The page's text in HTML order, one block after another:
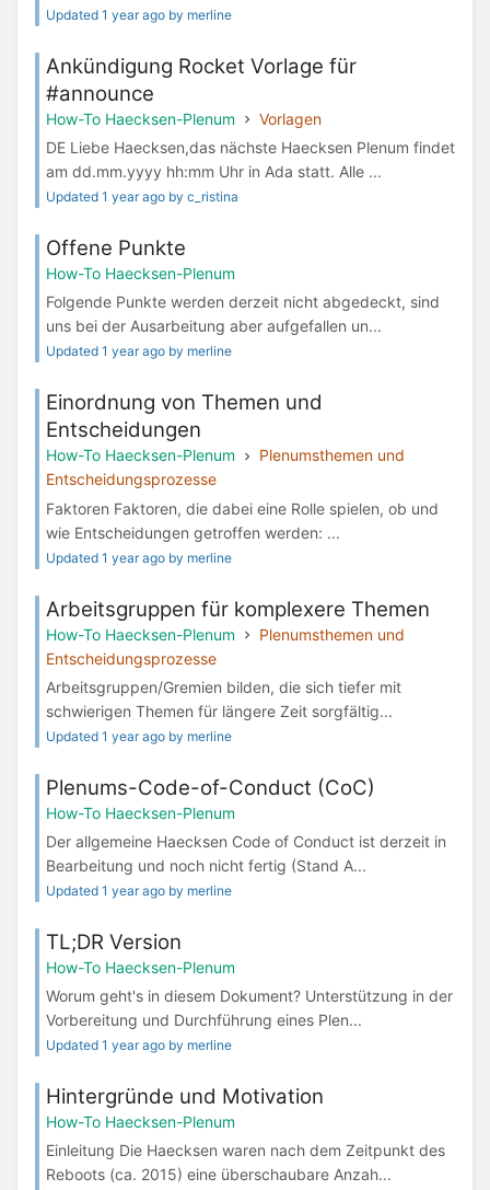
Updated 1 year ago by merline
Ankündigung Rocket Vorlage für
#announce
How-To Haecksen-Plenum
Vorlagen
DE Liebe Haecksen,das nächste Haecksen Plenum findet
am dd.mm.yyyy hh:mm Uhr in Ada statt. Alle ...
Updated 1 year ago by c_ristina
Offene Punkte
How-To Haecksen-Plenum
Folgende Punkte werden derzeit nicht abgedeckt, sind
uns bei der Ausarbeitung aber aufgefallen un...
Updated 1 year ago by merline
Einordnung von Themen und
Entscheidungen
How-To Haecksen-Plenum
Plenumsthemen und
Entscheidungsprozesse
Faktoren Faktoren, die dabei eine Rolle spielen, ob und
wie Entscheidungen getroffen werden: ...
Updated 1 year ago by merline
Arbeitsgruppen für komplexere Themen
How-To Haecksen-Plenum
Plenumsthemen und
Entscheidungsprozesse
Arbeitsgruppen/Gremien bilden, die sich tiefer mit
schwierigen Themen für längere Zeit sorgfältig...
Updated 1 year ago by merline
Plenums-Code-of-Conduct (CoC)
How-To Haecksen-Plenum
Der allgemeine Haecksen Code of Conduct ist derzeit in
Bearbeitung und noch nicht fertig (Stand A...
Updated 1 year ago by merline
TL;DR Version
How-To Haecksen-Plenum
Worum geht's in diesem Dokument? Unterstützung in der
Vorbereitung und Durchführung eines Plen...
Updated 1 year ago by merline
Hintergründe und Motivation
How-To Haecksen-Plenum
Einleitung Die Haecksen waren nach dem Zeitpunkt des
Reboots (ca. 2015) eine überschaubare Anzah...